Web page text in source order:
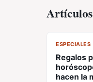
ESPECIALES
Regalos
hacen la